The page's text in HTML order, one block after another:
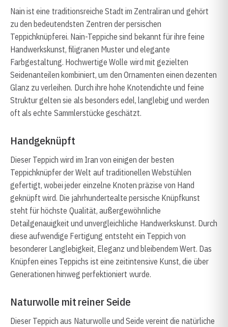
Nain ist eine traditionsreiche Stadt im Zentraliran und gehört
zu den bedeutendsten Zentren der persischen
Teppichknüpferei. Nain-Teppiche sind bekannt für ihre feine
Handwerkskunst, filigranen Muster und elegante
Farbgestaltung. Hochwertige Wolle wird mit gezielten
Seidenanteilen kombiniert, um den Ornamenten einen dezenten
Glanz zu verleihen. Durch ihre hohe Knotendichte und feine
Struktur gelten sie als besonders edel, langlebig und werden
oft als echte Sammlerstücke geschätzt.
Handgeknüpft
Dieser Teppich wird im Iran von einigen der besten
Teppichknüpfer der Welt auf traditionellen Webstühlen
gefertigt, wobei jeder einzelne Knoten präzise von Hand
geknüpft wird. Die jahrhundertealte persische Knüpfkunst
steht für höchste Qualität, außergewöhnliche
Detailgenauigkeit und unvergleichliche Handwerkskunst. Durch
diese aufwendige Fertigung entsteht ein Teppich von
besonderer Langlebigkeit, Eleganz und bleibendem Wert. Das
Knüpfen eines Teppichs ist eine zeitintensive Kunst, die über
Generationen hinweg perfektioniert wurde.
Naturwolle mit reiner Seide
Dieser Teppich aus Naturwolle und Seide vereint die natürliche